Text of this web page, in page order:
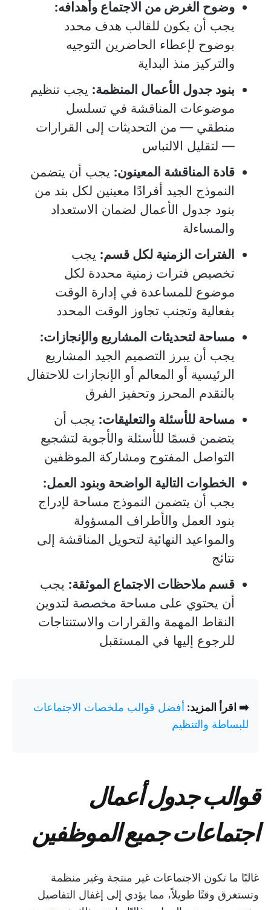
وضوح الغرض من الاجتماع وأهدافه:
يجب أن يكون للقالب هدف محدد
بوضوح لإعطاء الحاضرين التوجيه
والتركيز منذ البداية
بنود جدول الأعمال المنظمة: يجب تنظيم
موضوعات المناقشة في تسلسل
منطقي — من التحديثات إلى القرارات
— لتقليل الالتباس
قادة المناقشة المعينون: يجب أن يتضمن
النموذج الجيد أفرادًا معينين لكل بند من
بنود جدول الأعمال لضمان الاستعداد
والمساءلة
الفترات الزمنية لكل قسم: يجب
تخصيص فترات زمنية محددة لكل
موضوع للمساعدة في إدارة الوقت
بفعالية وتجنب تجاوز الوقت المحدد
مساحة لتحديثات المشاريع والإنجازات:
يجب أن يبرز التصميم الجيد المشاريع
الرئيسية أو المعالم أو الإنجازات للاحتفال
بالتقدم المحرز وتحفيز الفرق
مساحة للأسئلة والتعليقات: يجب أن
يتضمن قسمًا للأسئلة والأجوبة لتشجيع
التواصل المفتوح ومشاركة الموظفين
الخطوات التالية الواضحة وبنود العمل:
يجب أن يتضمن النموذج مساحة لإدراج
بنود العمل والأطراف المسؤولة
والمواعيد النهائية لتحويل المناقشة إلى
نتائج
قسم ملاحظات الاجتماع الموثقة: يجب
أن يحتوي على مساحة مخصصة لتدوين
النقاط المهمة والقرارات والاستنتاجات
للرجوع إليها في المستقبل
➡️ اقرأ المزيد: أفضل قوالب ملخصات الاجتماعات
للبساطة والتنظيم
قوالب جدول أعمال
اجتماعات جميع الموظفين
غالبًا ما تكون الاجتماعات غير منتجة وغير منظمة
وتستغرق وقتًا طويلاً، مما يؤدي إلى إغفال التفاصيل